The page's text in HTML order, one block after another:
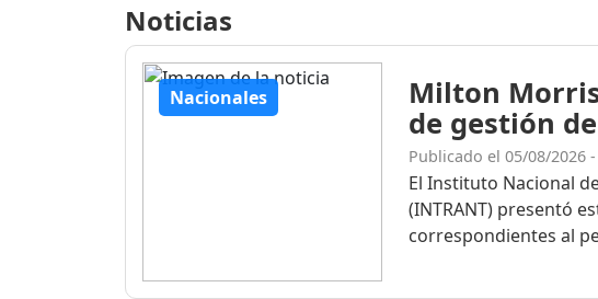
Noticias
Nacionales
Milton
de gestión
Publicado el 05/08/2026
El Instituto Nacional
(INTRANT) presentó
correspondientes al